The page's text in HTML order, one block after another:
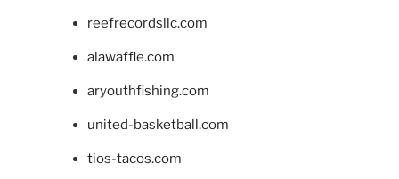
reefrecordsllc.com
alawaffle.com
aryouthfishing.com
united-basketball.com
tios-tacos.com